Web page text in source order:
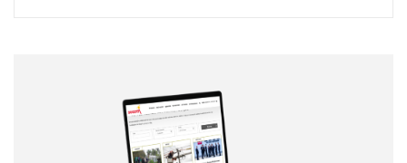
Correo electrónico